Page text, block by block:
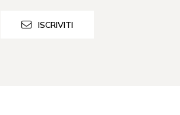
ISCRIVITI